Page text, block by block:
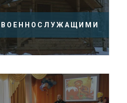
ВОЕННОСЛУЖАЩИМИ